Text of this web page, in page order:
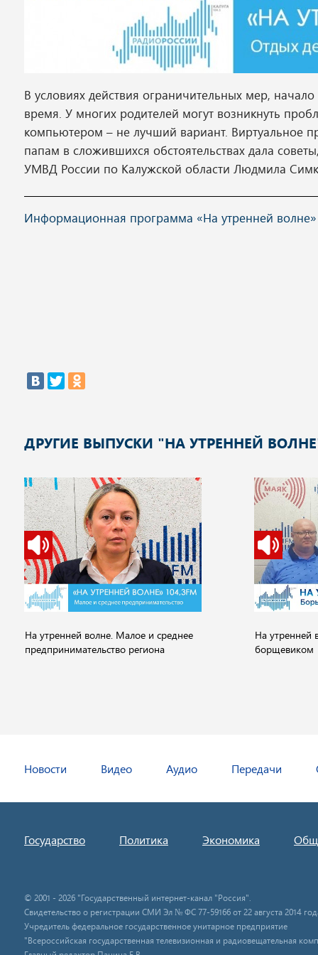
В условиях действия ограничительных мер,
время. У многих родителей могут возникнуть
компьютером – не лучший вариант. Виртуальное
папам в сложившихся обстоятельствах дала
УМВД России по Калужской области Людмила
Информационная программа «На утренней волне»
ДРУГИЕ ВЫПУСКИ "НА УТРЕННЕЙ
На утренней волне. Малое и среднее
предпринимательство региона
На утренней
борщевиком
Новости Видео Аудио Передачи
Государство Политика Экономика
© 2001 - 2026 "Государственный интернет-канал "Россия".
Свидетельство о регистрации СМИ Эл № ФС 77-59166 от 22 августа 2014
Учредитель федеральное государственное унитарное предприятие
"Всероссийская государственная телевизионная и радиовещательная